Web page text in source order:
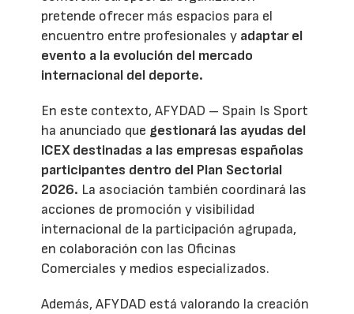
pretende ofrecer más espacios para el
encuentro entre profesionales y adaptar el
evento a la evolución del mercado
internacional del deporte.
En este contexto, AFYDAD – Spain Is Sport
ha anunciado que gestionará las ayudas del
ICEX destinadas a las empresas españolas
participantes dentro del Plan Sectorial
2026. La asociación también coordinará las
acciones de promoción y visibilidad
internacional de la participación agrupada,
en colaboración con las Oficinas
Comerciales y medios especializados.
Además, AFYDAD está valorando la creación